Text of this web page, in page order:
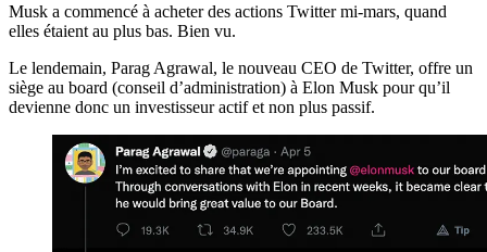
Musk a commencé à acheter des actions Twitter mi-mars, quand
elles étaient au plus bas. Bien vu.
Le lendemain, Parag Agrawal, le nouveau CEO de Twitter, offre un
siège au board (conseil d’administration) à Elon Musk pour qu’il
devienne donc un investisseur actif et non plus passif.